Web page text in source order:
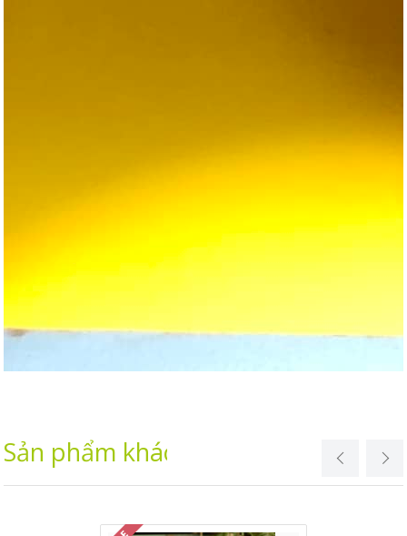
Sản phẩm khác